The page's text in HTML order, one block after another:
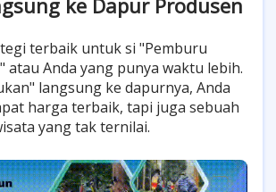
terbaik untuk si "Pemburu
atau Anda yang punya waktu lebih.
langsung ke dapurnya, Anda
harga terbaik, tapi juga sebuah
yang tak ternilai.